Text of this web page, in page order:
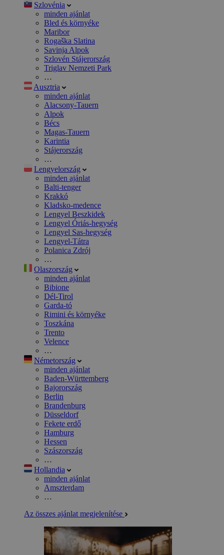
Szlovénia
minden ajánlat
Bled és környéke
Maribor
Rogaška Slatina
Savinja Alpok
Szlovén Stájerország
Triglav Nemzeti Park
…
Ausztria
minden ajánlat
Alacsony-Tauern
Alpok
Bécs
Magas-Tauern
Karintia
Stájerország
…
Lengyelország
minden ajánlat
Balti-tenger
Krakkó
Kladsko-medence
Lengyel Beszkidek
Lengyel Óriás-hegység
Lengyel Sas-hegység
Lengyel-Tátra
Polanica Zdrój
…
Olaszország
minden ajánlat
Bibione
Dél-Tirol
Garda-tó
Rimini és környéke
Toszkána
Trento
Velence
…
Németország
minden ajánlat
Baden-Württemberg
Bajorország
Berlin
Brandenburg
Düsseldorf
Fekete erdő
Hamburg
Hessen
Szászország
…
Hollandia
minden ajánlat
Amszterdam
…
Az összes ajánlat megjelenítése